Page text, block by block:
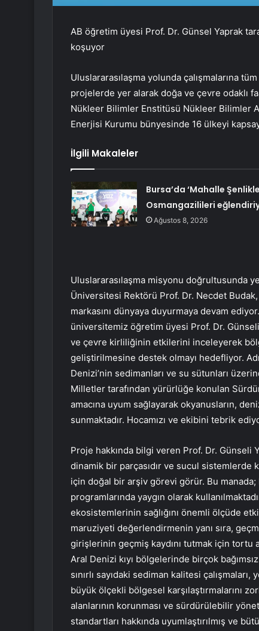
AB öğretim üyesi Prof. Dr. Günsel Yaprak
koşuyor
Uluslararasılaşma yolunda çalışmalarına
projelerde yer alarak doğa ve çevre odaklı
Nükleer Bilimler Enstitüsü Nükleer Bilimler
Enerjisi Kurumu bünyesinde 16 ülkeyi
İlgili Makaleler
Bursa’da ‘Mahalle
Osmangazilileri
Ağustos 8, 2026
Uluslararasılaşma misyonu doğrultusunda
Üniversitesi Rektörü Prof. Dr. Necdet
markasını dünyaya duyurmaya devam
üniversitemiz öğretim üyesi Prof. Dr.
ve çevre kirliliğinin etkilerini inceleyerek
geliştirilmesine destek olmayı hedefliyor.
Denizi’nin sedimanları ve su sütunları
Milletler tarafından yürürlüğe konulan
amacına uyum sağlayarak okyanusların,
sunmaktadır. Hocamızı ve ekibini tebrik
Proje hakkında bilgi veren Prof. Dr. Günseli
dinamik bir parçasıdır ve sucul
için doğal bir arşiv görevi görür. Bu
programlarında yaygın olarak
ekosistemlerinin sağlığını önemli ölçüde
maruziyeti değerlendirmenin yanı sıra,
girişlerinin geçmiş kaydını tutmak için tortu
Aral Denizi kıyı bölgelerinde birçok
sınırlı sayıdaki sediman kalitesi
büyük ölçekli bölgesel karşılaştırmalarını
alanlarının korunması ve sürdürülebilir
standartları hakkında uyumlaştırılmış ve